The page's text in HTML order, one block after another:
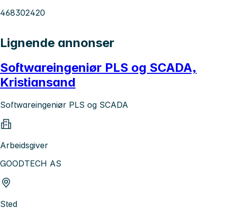
468302420
Lignende annonser
Softwareingeniør PLS og SCADA,
Kristiansand
Softwareingeniør PLS og SCADA
Arbeidsgiver
GOODTECH AS
Sted